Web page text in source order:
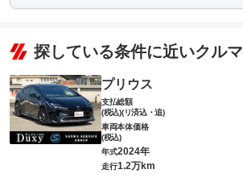
探している条件に近いクルマ
プリウス
支払総額
(税込)(リ済込・追)
車両本体価格
(税込)
年式2024年
走行1.2万km